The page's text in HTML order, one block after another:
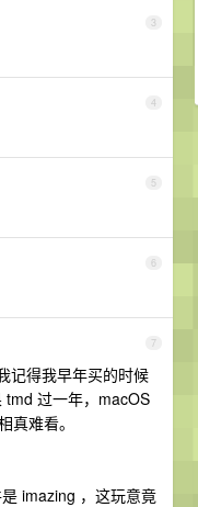
3
4
5
6
7
记得我早年买的时候
tmd 过一年，macOS
难看。
imazing ，这玩意竟